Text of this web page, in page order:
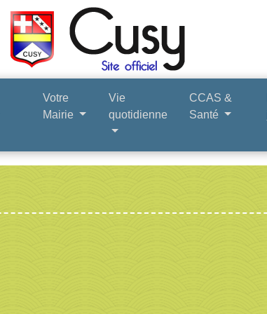
Votre
Mairie
Vie
quotidienne
CCAS &
Santé